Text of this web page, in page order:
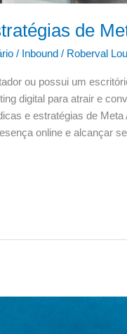
de
/ Inbound / Roberval
ou possui um
digital para atrair e
e estratégias de
online e alcançar